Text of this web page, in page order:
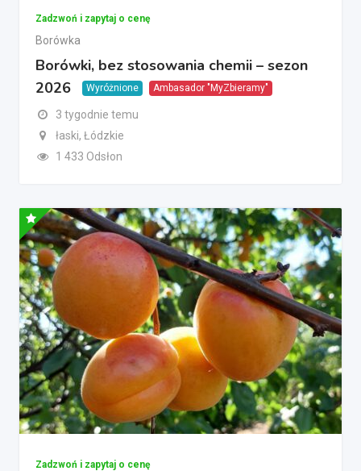
Zadzwoń i zapytaj o cenę
Borówka
Borówki, bez stosowania chemii – sezon
2026
Wyróżnione Ambasador "MyZbieramy"
3 tygodnie temu
łaski, Łódzkie
1 433 Odsłon
Zadzwoń i zapytaj o cenę